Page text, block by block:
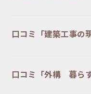
口コミ「建築工事の
口コミ「外構 暮ら